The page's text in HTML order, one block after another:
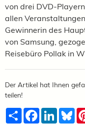
von drei DVD-
allen
Gewinnerin des
von Samsung,
Reisebüro Pollak in
Der Artikel hat Ihnen
teilen!
TeilenFacebook